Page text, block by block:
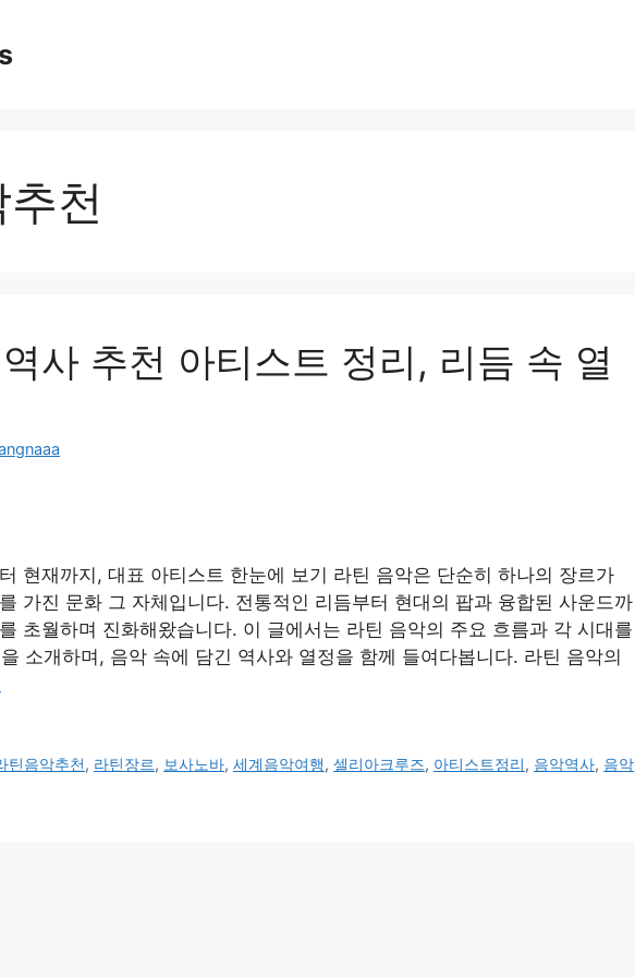
천
사 추천 아티스트 정리, 리듬 속 열
현재까지, 대표 아티스트 한눈에 보기 라틴 음악은 단순히 하나의 장르가
가진 문화 그 자체입니다. 전통적인 리듬부터 현대의 팝과 융합된 사운드까
초월하며 진화해왔습니다. 이 글에서는 라틴 음악의 주요 흐름과 각 시대를
소개하며, 음악 속에 담긴 역사와 열정을 함께 들여다봅니다. 라틴 음악의
틴음악추천, 라틴장르, 보사노바,세계음악여행,셀리아크루즈, 아티스트정리, 음악역사, 음악